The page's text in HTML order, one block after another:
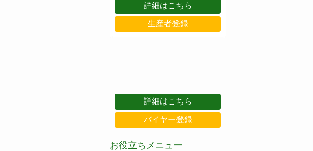
詳細はこちら
生産者登録
詳細はこちら
バイヤー登録
お役立ちメニュー